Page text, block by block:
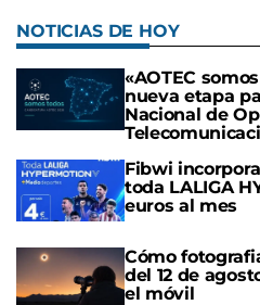
NOTICIAS DE HOY
«AOTEC
nueva etapa
Nacional de
Fibwi
toda LALIGA
euros al mes
Cómo
del 12 de
el móvil